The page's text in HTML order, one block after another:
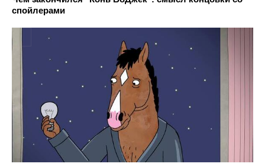
спойлерами